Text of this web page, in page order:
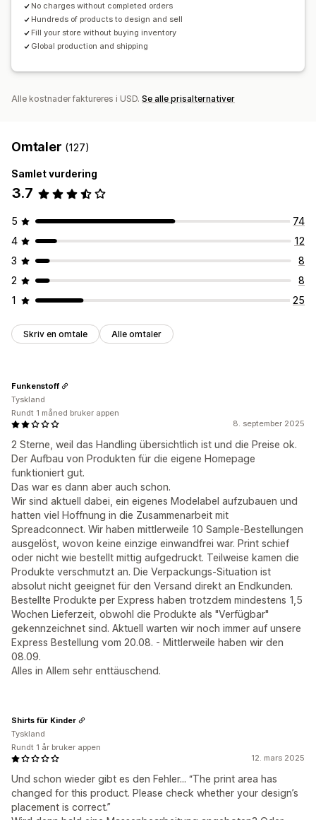
No charges without completed orders
Hundreds of products to design and sell
Fill your store without buying inventory
Global production and shipping
Alle kostnader faktureres i USD. Se alle prisalternativer
Omtaler (127)
Samlet vurdering
3.7
5
74
4
12
3
8
2
8
1
25
Skriv en omtale Alle omtaler
8. september 2025
2 Sterne, weil das Handling übersichtlich ist und die Preise ok.
Der Aufbau von Produkten für die eigene Homepage
funktioniert gut.
Das war es dann aber auch schon.
Wir sind aktuell dabei, ein eigenes Modelabel aufzubauen und
hatten viel Hoffnung in die Zusammenarbeit mit
Spreadconnect. Wir haben mittlerweile 10 Sample-Bestellungen
ausgelöst, wovon keine einzige einwandfrei war. Print schief
oder nicht wie bestellt mittig aufgedruckt. Teilweise kamen die
Produkte verschmutzt an. Die Verpackungs-Situation ist
absolut nicht geeignet für den Versand direkt an Endkunden.
Bestellte Produkte per Express haben trotzdem mindestens 1,5
Wochen Lieferzeit, obwohl die Produkte als "Verfügbar"
gekennzeichnet sind. Aktuell warten wir noch immer auf unsere
Express Bestellung vom 20.08. - Mittlerweile haben wir den
08.09.
Alles in Allem sehr enttäuschend.
Funkenstoff
Tyskland
Rundt 1 måned bruker appen
12. mars 2025
Und schon wieder gibt es den Fehler... “The print area has
changed for this product. Please check whether your design’s
placement is correct.”
Shirts für Kinder
Tyskland
Rundt 1 år bruker appen